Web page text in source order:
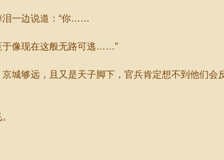
泪一边说道：“你……
像现在这般无路可逃……”
够远，且又是天子脚下，官兵肯定想不到他们会